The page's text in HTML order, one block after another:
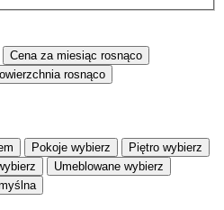
Cena za miesiąc rosnąco
rosnąco
Pokoje wybierz Piętro wybierz
Umeblowane wybierz